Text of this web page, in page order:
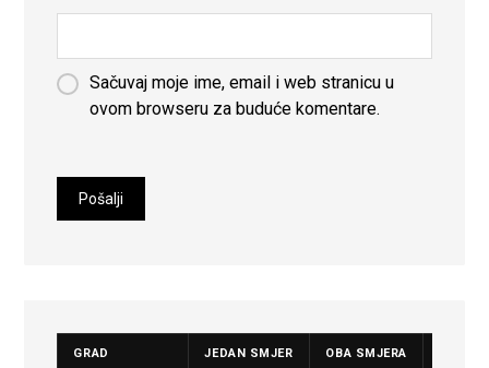
Sačuvaj moje ime, email i web stranicu u
ovom browseru za buduće komentare.
GRAD JEDAN SMJER OBA SMJERA